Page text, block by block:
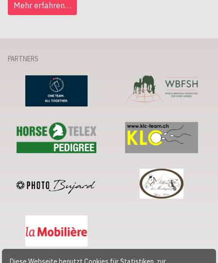
Mehr erfahren…
PARTNERS